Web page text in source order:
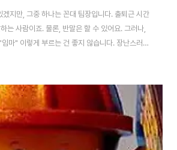
지만, 그중 하나는 꼰대 팀장입니다. 출퇴근 시간
는 사람이죠. 물론, 반말은 할 수 있어요. 그러나,
마" 이렇게 부르는 건 좋지 않습니다. 장난스러운
관적으로 부르는 건 다른 의미입니다. 경험상, 억
감정 없는 반말 살아오면서 스며든 습관 중 하나라
게 부르는 팀장님이 대부분입니다. 그러나, IT 이
일 팀장은 그렇지 않네요. 야근 강요하며 출퇴근 시
조금 다른 얘기지만, 잘난척해도 될만한 사람들은